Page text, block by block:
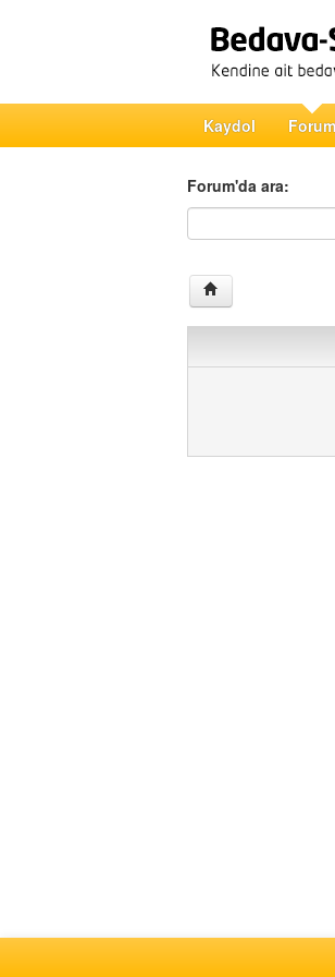
Kaydol Forum
Forum'da ara:
Forum'da ara